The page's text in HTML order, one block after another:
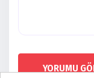
YORUMU